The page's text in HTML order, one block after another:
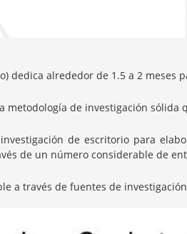
dedica alrededor de 1.5 a 2 meses
metodología de investigación
de escritorio para
de un número considerable de
a través de fuentes de